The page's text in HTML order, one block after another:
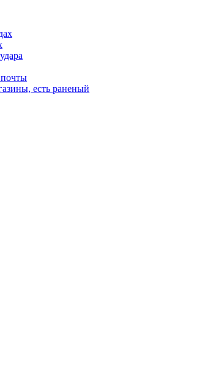
почты
есть раненый